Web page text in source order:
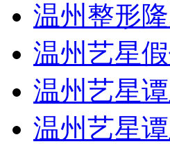
温州整形
温州艺星
温州艺星
温州艺星